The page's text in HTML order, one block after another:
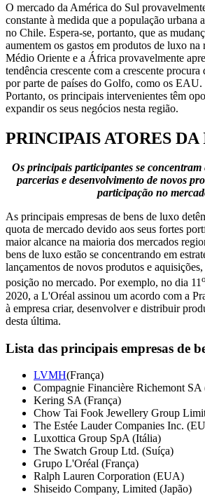
O mercado da América do Sul
constante à medida que a população urbana
no Chile. Espera-se, portanto, que as
aumentem os gastos em produtos de luxo
Médio Oriente e a África provavelmente
tendência crescente com a crescente
por parte de países do Golfo, como os EAU.
Portanto, os principais intervenientes têm
expandir os seus negócios nesta região.
PRINCIPAIS ATORES
Os principais participantes se concentram
parcerias e desenvolvimento de novos
participação no
As principais empresas de bens de luxo
quota de mercado devido aos seus fortes
maior alcance na maioria dos mercados
bens de luxo estão se concentrando em
lançamentos de novos produtos e
posição no mercado. Por exemplo, no dia 11o
2020, a L'Oréal assinou um acordo com a
à empresa criar, desenvolver e distribuir
desta última.
Lista das principais empresas de
LVMH(França)
Compagnie Financière Richemont SA
Kering SA (França)
Chow Tai Fook Jewellery Group
The Estée Lauder Companies Inc.
Luxottica Group SpA (Itália)
The Swatch Group Ltd. (Suíça)
Grupo L'Oréal (França)
Ralph Lauren Corporation (EUA)
Shiseido Company, Limited (Japão)